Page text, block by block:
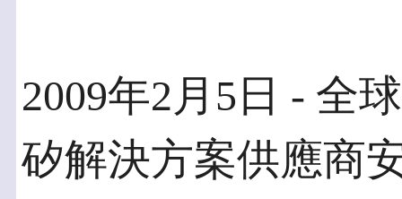
2009年2月5日 - 全
矽解決方案供應商